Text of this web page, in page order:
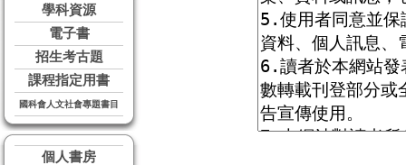
學科資源
電子書
招生考古題
課程指定用書
國科會人文社會專題書目
個人書房